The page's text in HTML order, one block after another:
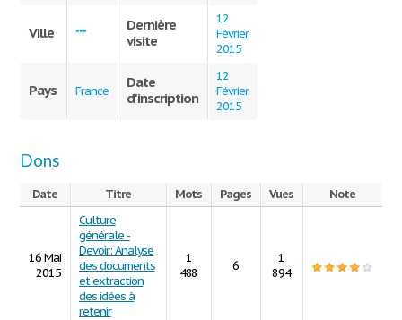
Ville ***
Dernière
visite
12
Février
2015
Pays France
Date
d'inscription
12
Février
2015
Dons
Date Titre Mots Pages Vues Note
16 Mai
2015
Culture
générale -
Devoir: Analyse
des documents
et extraction
des idées à
retenir
1
488
6
1
894